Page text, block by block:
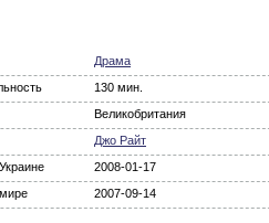
Драма
130 мин.
Великобритания
Джо Райт
2008-01-17
2007-09-14